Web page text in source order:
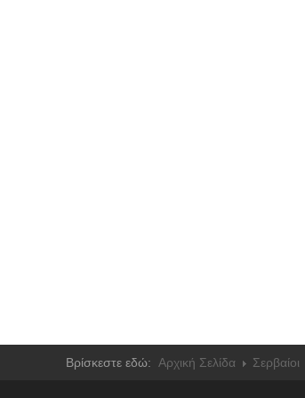
Βρίσκεστε εδώ: Αρχική Σελίδα Σερβαίοι